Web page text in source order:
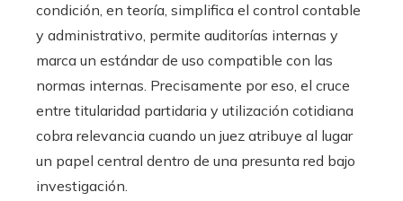
condición, en teoría, simplifica el control contable
y administrativo, permite auditorías internas y
marca un estándar de uso compatible con las
normas internas. Precisamente por eso, el cruce
entre titularidad partidaria y utilización cotidiana
cobra relevancia cuando un juez atribuye al lugar
un papel central dentro de una presunta red bajo
investigación.